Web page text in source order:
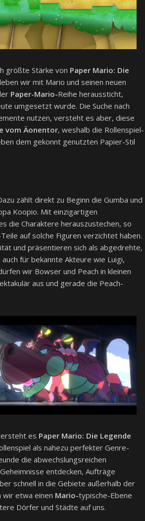
größte Stärke von Paper Mario: Die
wir mit Mario und seinen neuen
Paper-Mario-Reihe heraussticht,
umgesetzt wurde. Die Suche nach
nutzen, versteht es aber, diese
vom Äonentor, weshalb die Rollenspiel-
dem gekonnt genutzten Papier-Stil
zählt direkt zu Beginn die Gumba und
Koopio. Mit einzigartigen
die Charaktere herauszustechen, so
Teile auf solche Figuren verzichtet haben.
und präsentieren sich als abgedrehte,
für bekannte Akteure wie Luigi,
wir Bowser und Peach in kleinen
aus und gerade die Peach-
es Paper Mario: Die Legende
als nahezu perfekter Genre-
die abwechslungsreichen
entdecken, Aufträge
schnell in die Gebiete außerhalb der
wir etwa einen Mario-typische-Ebene
Dörfer und Städte auf uns.